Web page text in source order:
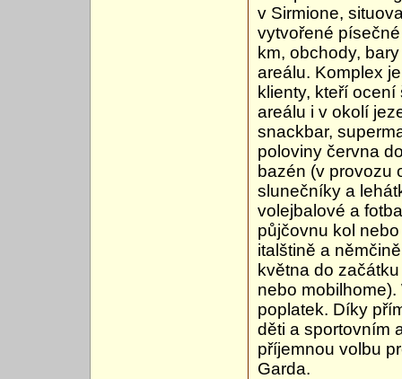
v Sirmione,
vytvořené
km, obchody,
areálu. Komplex
klienty, kteří
areálu i v okolí
snackbar,
poloviny června
bazén (v provozu
slunečníky a
volejbalové a
půjčovnu kol
italštině a
května do
nebo
poplatek. Díky
děti a sportovním
příjemnou volbu
Garda.